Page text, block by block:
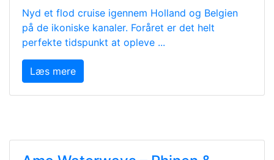
Nyd et flod cruise igennem Holland og Belgien
på de ikoniske kanaler. Foråret er det helt
perfekte tidspunkt at opleve ...
Læs mere